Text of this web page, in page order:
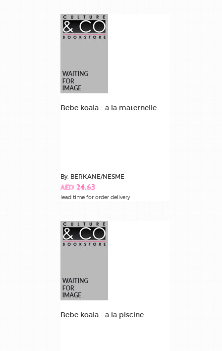
Bebe koala - a la maternelle
By: BERKANE/NESME
AED 24.63
lead time for order delivery
Bebe koala - a la piscine